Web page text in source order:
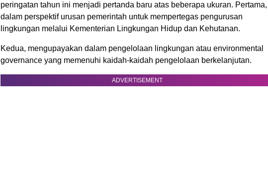
peringatan tahun ini menjadi pertanda baru atas beberapa ukuran. Pertama,
dalam perspektif urusan pemerintah untuk mempertegas pengurusan
lingkungan melalui Kementerian Lingkungan Hidup dan Kehutanan.
Kedua, mengupayakan dalam pengelolaan lingkungan atau environmental
governance yang memenuhi kaidah-kaidah pengelolaan berkelanjutan.
ADVERTISEMENT